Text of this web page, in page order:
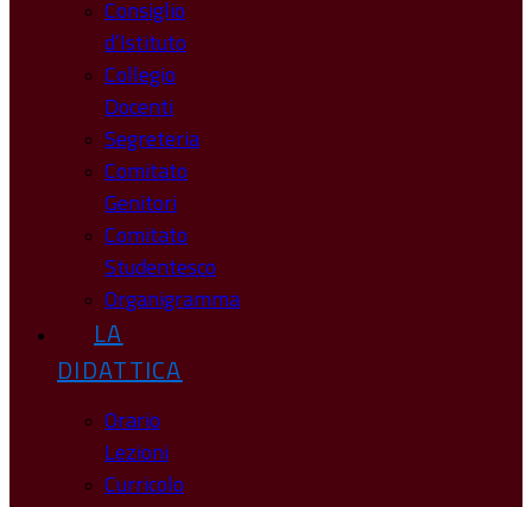
Consiglio
d’Istituto
Collegio
Docenti
Segreteria
Comitato
Genitori
Comitato
Studentesco
Organigramma
LA
DIDATTICA
Orario
Lezioni
Curricolo